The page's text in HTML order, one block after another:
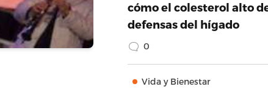
cómo el colesterol alto
defensas del hígado
0
Vida y Bienestar